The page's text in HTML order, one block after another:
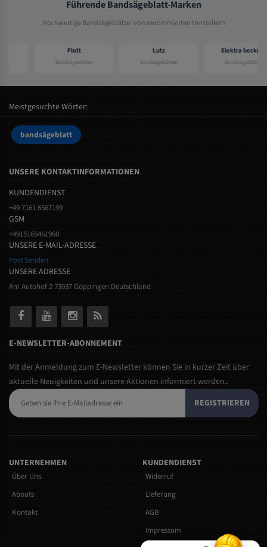
Führende Bandsägeblatt-Marken
Hochwertige Bandsägeblätter von renommierten Herstellern
Bandsägeblätter Bandsägeblätter
Elektra beckum
Bandsägeblätter
Meistgesuchte Wörter:
bandsägeblatt
UNSERE KONTAKTINFORMATIONEN
KUNDENDIENST
+49 7161 6567199
GSM
+4915165461960
UNSERE E-MAIL-ADRESSE
Post Senden
UNSERE ADRESSE
Am Autohof 2 73037 Göppingen Deutschland
E-NEWSLETTER-ABONNEMENT
Mit der Anmeldung zum E-Newsletter können Sie in kurzer Zeit über
aktuelle Neuigkeiten und unsere Aktionen informiert werden..
REGISTRIEREN
UNTERNEHMEN
Über Uns
Abouts
Kontakt
KUNDENDIENST
Widerruf
Lieferung
AGB
Impressum